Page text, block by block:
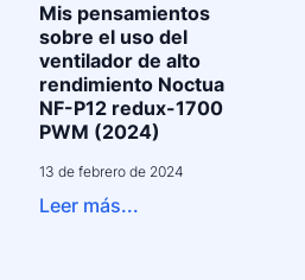
Mis pensamientos
sobre el uso del
ventilador de alto
rendimiento Noctua
NF-P12 redux-1700
PWM (2024)
13 de febrero de 2024
Leer más...